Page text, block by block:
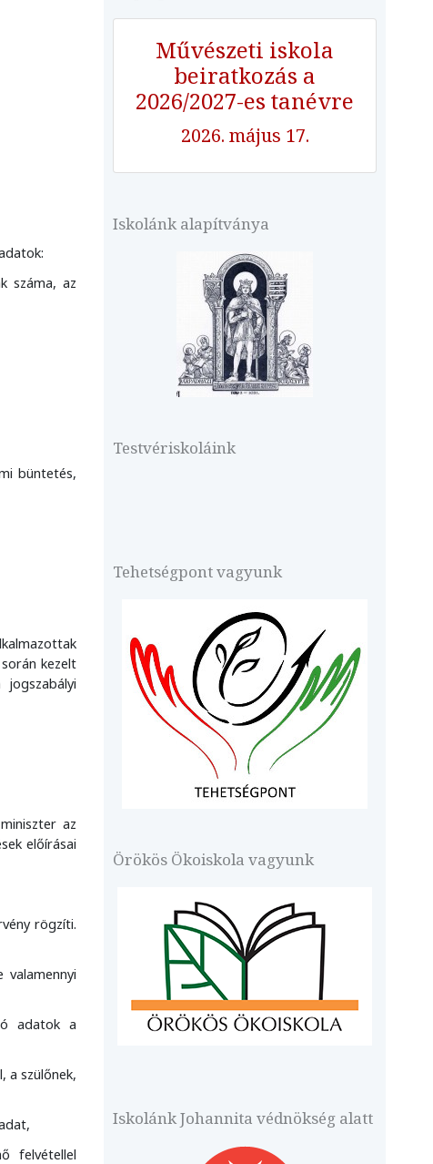
száma, az
büntetés,
kezelt
az
előírásai
rögzíti.
adatok a
a szülőnek,
felvétellel
Művészeti iskola
beiratkozás a
2026/2027-es tanévre
2026. május 17.
Iskolánk alapítványa
Testvériskoláink
Tehetségpont vagyunk
Örökös Ökoiskola vagyunk
Iskolánk Johannita védnökség alatt